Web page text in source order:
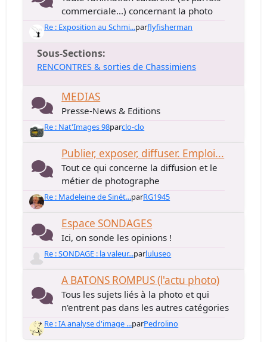
commerciale...) concernant la photo
Re : Exposition au Schmi...parflyfisherman
Sous-Sections
RENCONTRES & sorties de Chassimiens
MEDIAS
Presse-News & Editions
Re : Nat'Images 98parclo-clo
Publier, exposer, diffuser. Emploi...
Tout ce qui concerne la diffusion et le
métier de photographe
Re : Madeleine de Sinét...parRG1945
Espace SONDAGES
Ici, on sonde les opinions !
Re : SONDAGE : la valeur...parluluseo
A BATONS ROMPUS (l'actu photo)
Tous les sujets liés à la photo et qui
n'entrent pas dans les autres catégories
Re : IA analyse d'image ...parPedrolino